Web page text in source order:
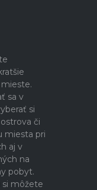
sa v
si
či
miesta pri
aj v
na
pobyt.
si môžete